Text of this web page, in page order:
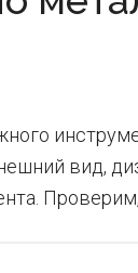
вид,